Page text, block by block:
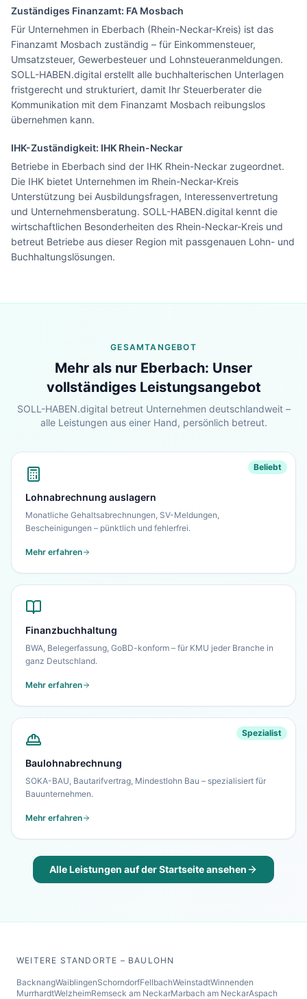
Lohn & Buchhaltung inEberbach
Sehen Sie unser komplettes Angebot für Ihr
Unternehmen – in 30 Sekunden alles auf einen
Blick.
Zur Startseite
Zuständiges Finanzamt: FA Mosbach
Für Unternehmen in Eberbach (Rhein-Neckar-Kreis) ist das
Finanzamt Mosbach zuständig – für Einkommensteuer,
Umsatzsteuer, Gewerbesteuer und Lohnsteueranmeldungen.
SOLL-HABEN.digital erstellt alle buchhalterischen Unterlagen
fristgerecht und strukturiert, damit Ihr Steuerberater die
Kommunikation mit dem Finanzamt Mosbach reibungslos
übernehmen kann.
IHK-Zuständigkeit: IHK Rhein-Neckar
Betriebe in Eberbach sind der IHK Rhein-Neckar zugeordnet.
Die IHK bietet Unternehmen im Rhein-Neckar-Kreis
Unterstützung bei Ausbildungsfragen, Interessenvertretung
und Unternehmensberatung. SOLL-HABEN.digital kennt die
wirtschaftlichen Besonderheiten des Rhein-Neckar-Kreis und
betreut Betriebe aus dieser Region mit passgenauen Lohn- und
Buchhaltungslösungen.
GESAMTANGEBOT
Mehr als nur Eberbach: Unser
vollständiges Leistungsangebot
SOLL-HABEN.digital betreut Unternehmen deutschlandweit –
alle Leistungen aus einer Hand, persönlich betreut.
Beliebt
Lohnabrechnung auslagern
Monatliche Gehaltsabrechnungen, SV-Meldungen,
Bescheinigungen – pünktlich und fehlerfrei.
Mehr erfahren
Finanzbuchhaltung
BWA, Belegerfassung, GoBD-konform – für KMU jeder Branche in
ganz Deutschland.
Mehr erfahren
Spezialist
Baulohnabrechnung
SOKA-BAU, Bautarifvertrag, Mindestlohn Bau – spezialisiert für
Bauunternehmen.
Mehr erfahren
Alle Leistungen auf der Startseite ansehen
WEITERE STANDORTE – BAULOHN
BacknangWaiblingenSchorndorfFellbachWeinstadtWinnenden
MurrhardtWelzheimRemseck am NeckarMarbach am NeckarAspach